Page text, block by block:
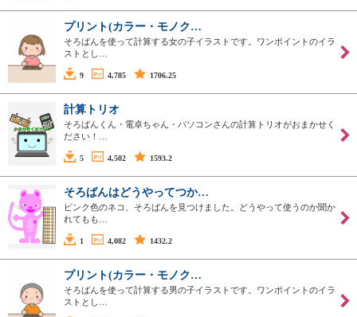
プリント(カラー・モノク…
そろばんを使って計算する女の子イラストです。ワンポイントのイラ
ストとし…
9 4,785 1706.25
計算トリオ
そろばんくん・電卓ちゃん・パソコンさんの計算トリオがおまかせく
ださい！…
5 4,502 1593.2
そろばんはどうやってつか…
ピンク色のネコ、そろばんを見つけました。どうやって使うのか聞か
れてもも…
1 4,082 1432.2
プリント(カラー・モノク…
そろばんを使って計算する男の子イラストです。ワンポイントのイラ
ストとし…